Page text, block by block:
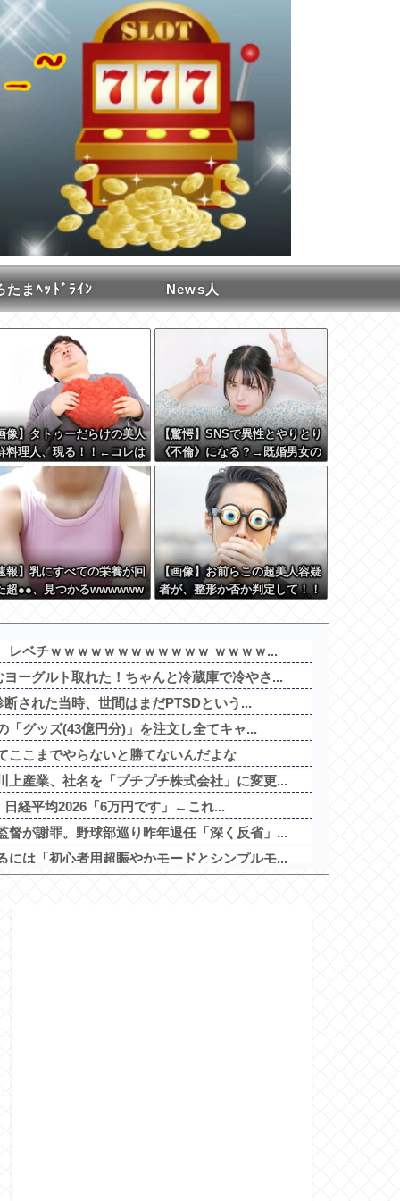
たまﾍｯﾄﾞﾗｲﾝ News人
像】タトゥーだらけの美人
料理人、現る！！←コレは
シー過ぎてワイらにブッ刺
まくりw w w w w w w w
【驚愕】SNSで異性とやりとり
《不倫》になる？→既婚男女の
約7割がまさかの『こう』回答
してしまうw w w w w w w w
報】乳にすべての栄養が回
超●●、見つかるwwwwww
【画像】お前らこの超美人容疑
者が、整形か否か判定して！！
w w w w
レベチｗｗｗｗｗｗｗｗｗｗｗｗ ｗｗｗｗ...
ーグルト取れた！ちゃんと冷蔵庫で冷やさ...
された当時、世間はまだPTSDという...
「グッズ(43億円分)」を注文し全てキャ...
ここまでやらないと勝てないんだよな
上産業、社名を「プチプチ株式会社」に変更...
日経平均2026「6万円です」←これ...
督が謝罪。野球部巡り昨年退任「深く反省」...
には「初心者用超賑やかモードとシンプルモ...